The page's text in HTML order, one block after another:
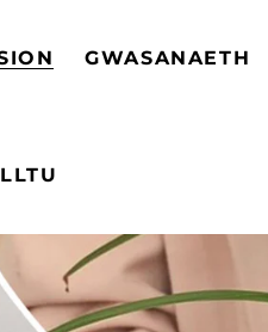
GWASANAETH